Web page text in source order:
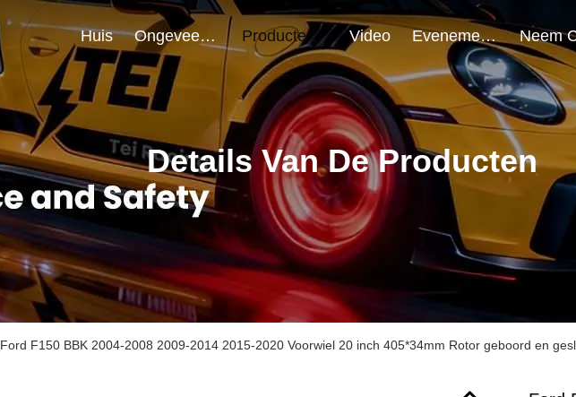
Huis Ongeveer Ons Producten Video Evenementen
Details Van De Producten
Ford F150 BBK 2004-2008 2009-2014 2015-2020 Voorwiel 20 inch 405*34mm Rotor geboord en